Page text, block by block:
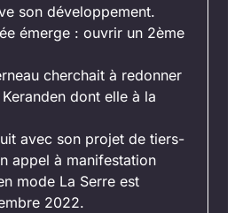
son développement.
émerge : ouvrir un 2ème
cherchait à redonner
dont elle à la
avec son projet de tiers-
appel à manifestation
mode La Serre est
2022.